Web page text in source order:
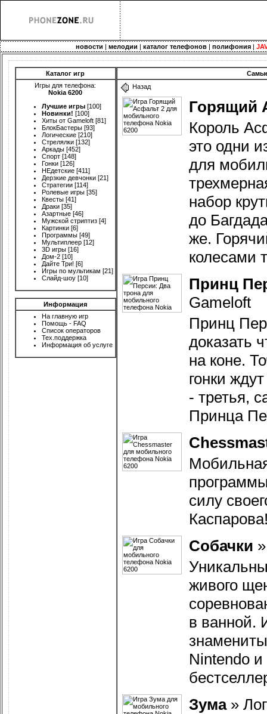
новости |мелодии |каталог телефонов |полифония |
Каталог игр
Игры для телефона:
Nokia 6200
Лучшие игры [100]
Новинки! [100]
Хиты от Gameloft [81]
БлокБастеры [93]
Логические [210]
Стрелялки [132]
Аркады [452]
Спорт [148]
Гонки [126]
НЕдетские [411]
Дерзкие девчонки [21]
Стратегии [114]
Ролевые игры [35]
Квесты [41]
Драки [35]
Азартные [46]
Мужской стриптиз [4]
Картинки [6]
Программы [49]
Мультиплеер [12]
3D игры [16]
Дом-2 [10]
Дайте Три! [6]
Игры по мультикам [21]
Слайд-шоу [10]
Информация
На главную игр
Помощь - FAQ
Список операторов
Тех.поддержка
Информация об услуге
Назад
Горящий
Король
это одни
для
набор
до
же.
колесами
Принц
Gameloft
Принц
доказать
на коне.
гонки
- третья,
Принца
силу
Собачки
живого
в ванной.
Nintendo
Зума»